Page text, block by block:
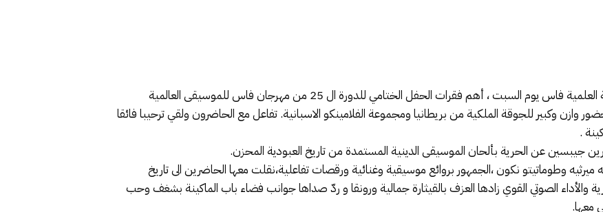
شهد الفضاء التاريخي بساحة باب الماكينة بالعاصمة العلمية فاس يوم السبت ، أهم فقرات الحفل الختامي للدورة ال 25 من مهرجان فاس للموسيقى العالمية
وكبير للجوقة الملكية من بريطانيا ومجموعة الفلامينكو الاسبانية. تفاعل مع الحاضرون ولقي ترحيبا فائقا
.
جيبسين عن الحرية بألحان الموسيقى الدينية المستمدة من تاريخ العبودية المحزن.
وطوماتيتو نكون ،الجمهور بروائع موسيقية وغنائية ورقصات تفاعلية،نقلت معها الحاضرين الى تاريخ
والأداء الصوتي القوي زادها العزف بالقيثارة جمالية ورونقا و ردّ صداها جوانب فضاء باب الماكينة بشغف وحب
معها.